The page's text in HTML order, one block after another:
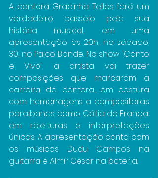
A cantora Gracinha Telles fará um
verdadeiro passeio pela sua
história musical, em uma
apresentação às 20h, no sábado,
30, no Palco Bonde. No show “Canto
e Vivo”, a artista vai trazer
composições que marcaram a
carreira da cantora, em costura
com homenagens a compositoras
paraibanas como Cátia de França,
em releituras e interpretações
únicas. A apresentação conta com
os músicos Dudu Campos na
guitarra e Almir César na bateria.